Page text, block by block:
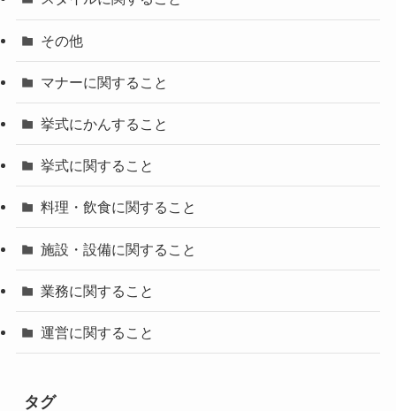
その他
マナーに関すること
挙式にかんすること
挙式に関すること
料理・飲食に関すること
施設・設備に関すること
業務に関すること
運営に関すること
タグ